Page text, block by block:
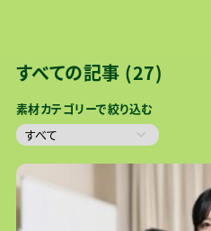
すべての記事 (27)
素材カテゴリーで絞り込む